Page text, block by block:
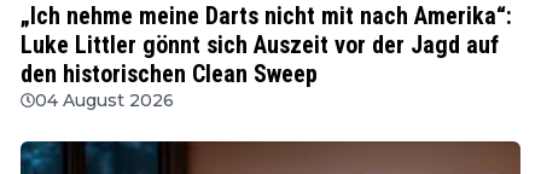
„Ich nehme meine Darts nicht mit nach Amerika“:
Luke Littler gönnt sich Auszeit vor der Jagd auf
den historischen Clean Sweep
04 August 2026